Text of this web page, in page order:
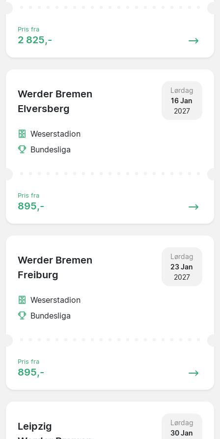
Pris fra
2 825,-
Werder Bremen
Elversberg
Lørdag
16 Jan
2027
Weserstadion
Bundesliga
Pris fra
895,-
Werder Bremen
Freiburg
Lørdag
23 Jan
2027
Weserstadion
Bundesliga
Pris fra
895,-
Leipzig
Lørdag
30 Jan